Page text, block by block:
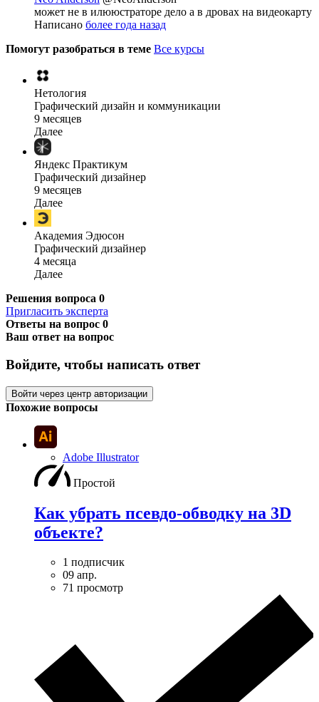
может не в илююстраторе дело а в дровах на видеокарту
Написано более года назад
Помогут разобраться в теме Все курсы
Нетология
Графический дизайн и коммуникации
9 месяцев
Далее
Яндекс Практикум
Графический дизайнер
9 месяцев
Далее
Академия Эдюсон
Графический дизайнер
4 месяца
Далее
Решения вопроса 0
Пригласить эксперта
Ответы на вопрос 0
Ваш ответ на вопрос
Войдите, чтобы написать ответ
Войти через центр авторизации
Похожие вопросы
Adobe Illustrator
Простой
Как убрать псевдо-обводку на 3D
объекте?
1 подписчик
09 апр.
71 просмотр